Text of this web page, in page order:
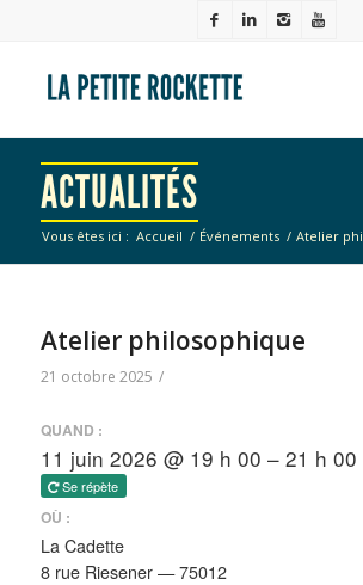
ACTUALITÉS
Vous êtes ici : Accueil / Événements / Atelier
Atelier philosophique
21 octobre 2025 /
QUAND :
11 juin 2026 @ 19 h 00 – 21 h 00
Se répète
OÙ :
La Cadette
8 rue Riesener — 75012